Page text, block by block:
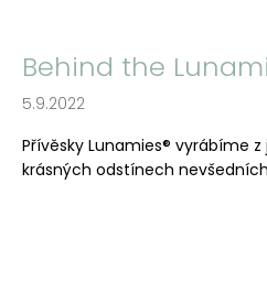
Behind the
5.9.2022
Přívěsky Lunamies® vyrábíme z
krásných odstínech